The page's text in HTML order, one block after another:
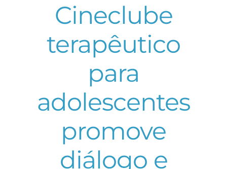
Cineclube
terapêutico
para
adolescentes
promove
diálogo e